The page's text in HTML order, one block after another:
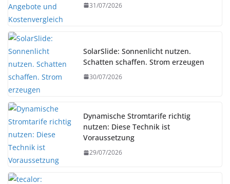
31/07/2026
SolarSlide: Sonnenlicht nutzen.
Schatten schaffen. Strom erzeugen
30/07/2026
Dynamische Stromtarife richtig
nutzen: Diese Technik ist
Voraussetzung
29/07/2026